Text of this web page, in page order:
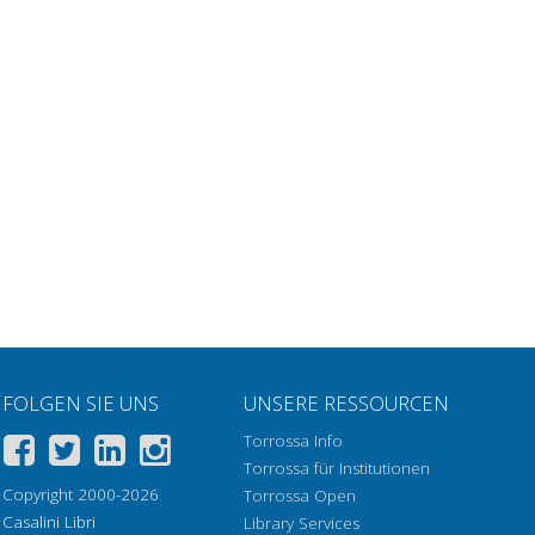
FOLGEN SIE UNS
Copyright 2000-2026
Casalini Libri
UNSERE RESSOURCEN
Torrossa Info
Torrossa für Institutionen
Torrossa Open
Library Services